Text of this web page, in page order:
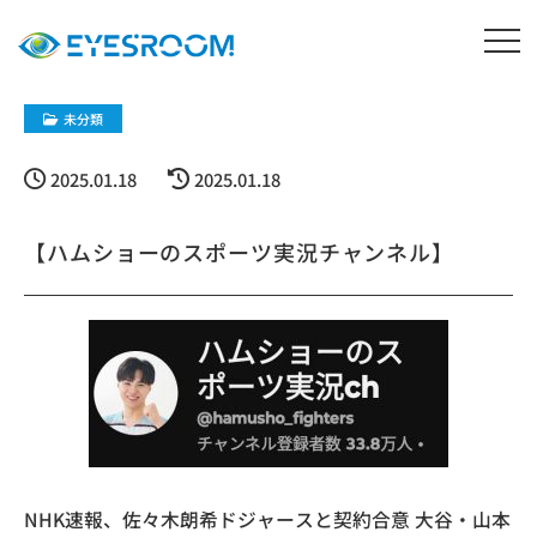
未分類
2025.01.18 2025.01.18
【ハムショーのスポーツ実況チャンネル】
NHK速報、佐々木朗希ドジャースと契約合意 大谷・山本